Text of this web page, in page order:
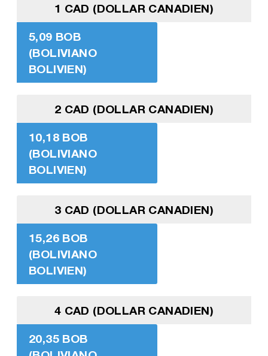
1 CAD (DOLLAR CANADIEN)
5,09 BOB
(BOLIVIANO
BOLIVIEN)
2 CAD (DOLLAR CANADIEN)
10,18 BOB
(BOLIVIANO
BOLIVIEN)
3 CAD (DOLLAR CANADIEN)
15,26 BOB
(BOLIVIANO
BOLIVIEN)
4 CAD (DOLLAR CANADIEN)
20,35 BOB